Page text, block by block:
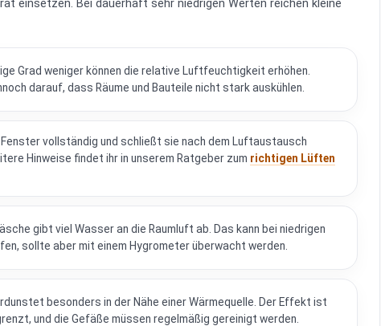
einsetzen. Bei dauerhaft sehr niedrigen Werten reichen kleine
Grad weniger können die relative Luftfeuchtigkeit erhöhen.
darauf, dass Räume und Bauteile nicht stark auskühlen.
vollständig und schließt sie nach dem Luftaustausch
Hinweise findet ihr in unserem Ratgeber zum richtigen Lüften
gibt viel Wasser an die Raumluft ab. Das kann bei niedrigen
sollte aber mit einem Hygrometer überwacht werden.
besonders in der Nähe einer Wärmequelle. Der Effekt ist
und die Gefäße müssen regelmäßig gereinigt werden.